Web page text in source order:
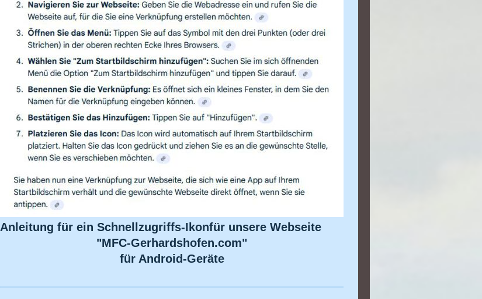
Anleitung für ein Schnellzugriffs-Ikonfür unsere Webseite
"MFC-Gerhardshofen.com"
für Android-Geräte